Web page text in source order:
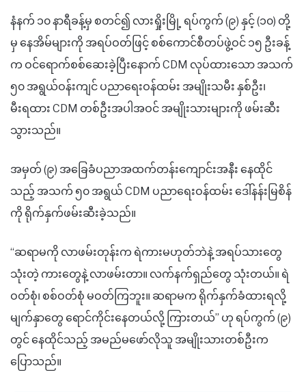
နံနက် ၁၀ နာရီခန့်မှ စတင်၍ လားရှိုးမြို့ ရပ်ကွက် (၉) နှင့် (၁၀) တို့
မှ နေအိမ်များကို အရပ်ဝတ်ဖြင့် စစ်ကောင်စီတပ်ဖွဲ့ဝင် ၁၅ ဦးခန့်
က ဝင်ရောက်စစ်ဆေးခဲ့ပြီးနောက် CDM လုပ်ထားသော အသက်
၅၀ အရွယ်ဝန်းကျင် ပညာရေးဝန်ထမ်း အမျိုးသမီး နှစ်ဦး၊
မီးရထား CDM တစ်ဦးအပါအဝင် အမျိုးသားများကို ဖမ်းဆီး
သွားသည်။
အမှတ် (၉) အခြေခံပညာအထက်တန်းကျောင်းအနီး နေထိုင်
သည့် အသက် ၅၀ အရွယ် CDM ပညာရေးဝန်ထမ်း ဒေါ်နန်းမြစိန်
ကို ရိုက်နှက်ဖမ်းဆီးခဲ့သည်။
“ဆရာမကို လာဖမ်းတုန်းက ရဲကားမဟုတ်ဘဲနဲ့ အရပ်သားတွေ
သုံးတဲ့ ကားတွေနဲ့ လာဖမ်းတာ။ လက်နက်ရှည်တွေ သုံးတယ်။ ရဲ
ဝတ်စုံ၊ စစ်ဝတ်စုံ မဝတ်ကြဘူး။ ဆရာမက ရိုက်နှက်ခံထားရလို့
မျက်နှာတွေ ရောင်ကိုင်းနေတယ်လို့ ကြားတယ်” ဟု ရပ်ကွက် (၉)
တွင် နေထိုင်သည့် အမည်မဖော်လိုသူ အမျိုးသားတစ်ဦးက
ပြောသည်။